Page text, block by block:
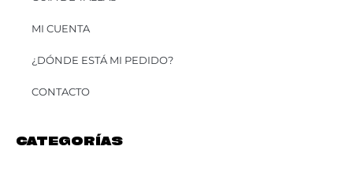
MI CUENTA
¿DÓNDE ESTÁ MI PEDIDO?
CONTACTO
CATEGORÍAS